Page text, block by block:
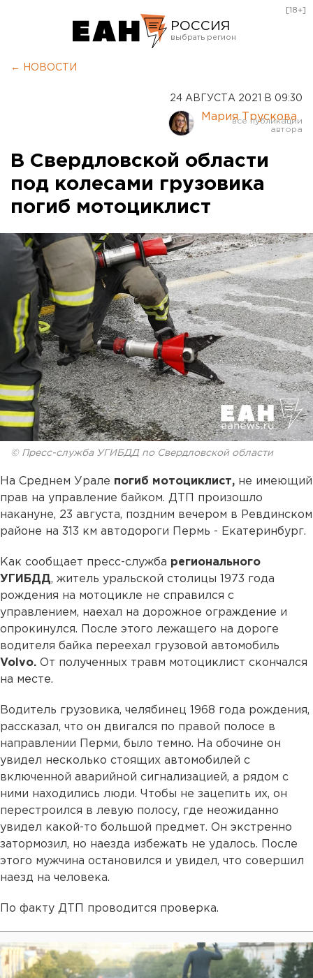
РОССИЯ
Курган
Оренбург
[18+]
← НОВОСТИ
24 АВГУСТА 2021 В 09:30
Мария Трускова
В Свердловской области
под колесами грузовика
погиб мотоциклист
© Пресс-служба УГИБДД по Свердловской области
На Среднем Урале погиб мотоциклист, не имеющий
прав на управление байком. ДТП произошло
накануне, 23 августа, поздним вечером в Ревдинском
районе на 313 км автодороги Пермь - Екатеринбург.
Как сообщает пресс-служба регионального
УГИБДД, житель уральской столицы 1973 года
рождения на мотоцикле не справился с
управлением, наехал на дорожное ограждение и
опрокинулся. После этого лежащего на дороге
водителя байка переехал грузовой автомобиль
Volvo. От полученных травм мотоциклист скончался
на месте.
Водитель грузовика, челябинец 1968 года рождения,
рассказал, что он двигался по правой полосе в
направлении Перми, было темно. На обочине он
увидел несколько стоящих автомобилей с
включенной аварийной сигнализацией, а рядом с
ними находились люди. Чтобы не зацепить их, он
перестроился в левую полосу, где неожиданно
увидел какой-то большой предмет. Он экстренно
затормозил, но наезда избежать не удалось. После
этого мужчина остановился и увидел, что совершил
наезд на человека.
По факту ДТП проводится проверка.